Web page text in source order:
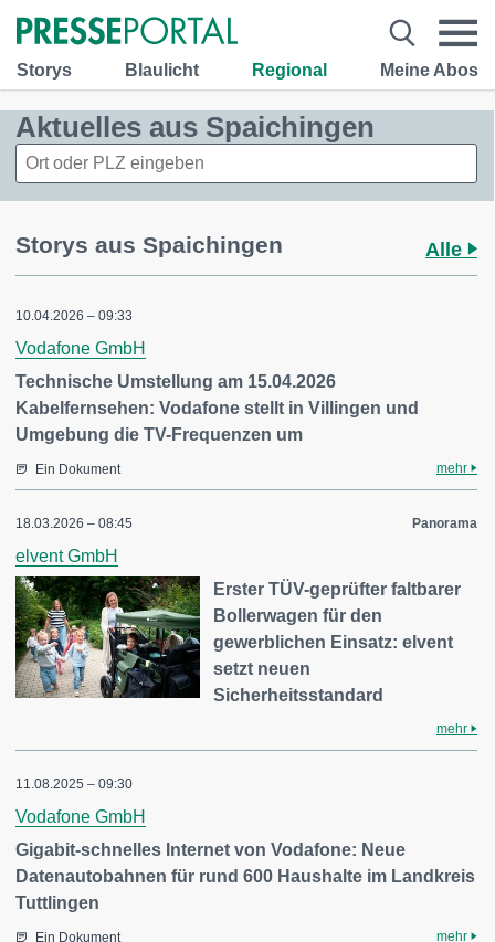
Storys Blaulicht Regional Meine Abos
Aktuelles aus Spaichingen
Storys aus Spaichingen Alle
10.04.2026 – 09:33
Vodafone GmbH
Technische Umstellung am 15.04.2026
Kabelfernsehen: Vodafone stellt in Villingen und
Umgebung die TV-Frequenzen um
Ein Dokument mehr
18.03.2026 – 08:45 Panorama
elvent GmbH
Erster TÜV-geprüfter faltbarer
Bollerwagen für den
gewerblichen Einsatz: elvent
setzt neuen
Sicherheitsstandard
mehr
11.08.2025 – 09:30
Vodafone GmbH
Gigabit-schnelles Internet von Vodafone: Neue
Datenautobahnen für rund 600 Haushalte im Landkreis
Tuttlingen
Ein Dokument mehr